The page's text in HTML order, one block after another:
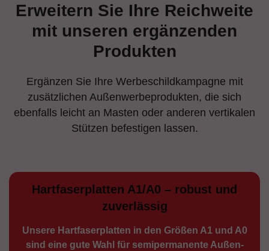
Erweitern Sie Ihre Reichweite
mit unseren ergänzenden
Produkten
Ergänzen Sie Ihre Werbeschildkampagne mit
zusätzlichen Außenwerbeprodukten, die sich
ebenfalls leicht an Masten oder anderen vertikalen
Stützen befestigen lassen.
Hartfaserplatten A1/A0 – robust und
zuverlässig
Unsere Hartfaserplatten in den Größen A1 und A0
sind eine gute Wahl für semiperma­nente Außen­